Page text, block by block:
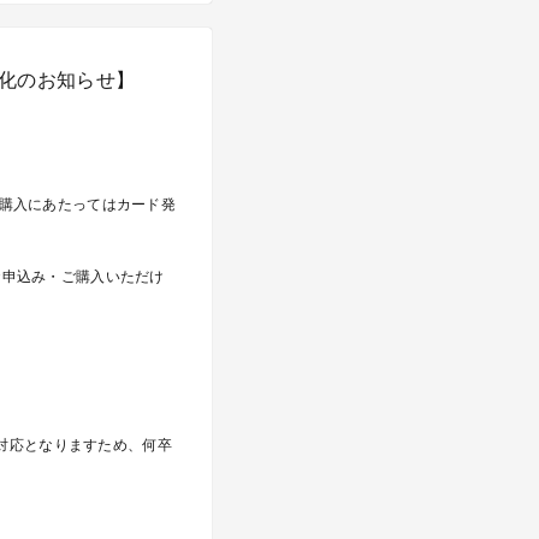
のお知らせ】
入にあたってはカード発
込み・ご購入いただけ
応となりますため、何卒